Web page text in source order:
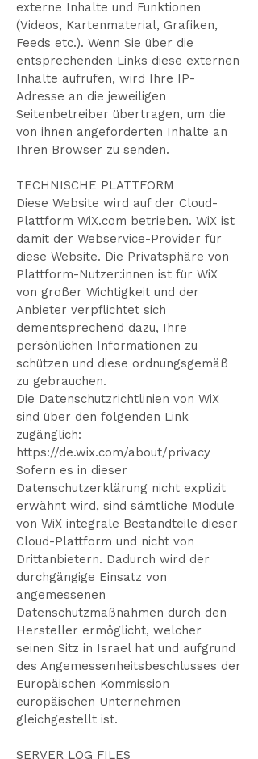
externe Inhalte und Funktionen
(Videos, Kartenmaterial, Grafiken,
Feeds etc.). Wenn Sie über die
entsprechenden Links diese externen
Inhalte aufrufen, wird Ihre IP-
Adresse an die jeweiligen
Seitenbetreiber übertragen, um die
von ihnen angeforderten Inhalte an
Ihren Browser zu senden.
TECHNISCHE PLATTFORM
Diese Website wird auf der Cloud-
Plattform WiX.com betrieben. WiX ist
damit der Webservice-Provider für
diese Website. Die Privatsphäre von
Plattform-Nutzer:innen ist für WiX
von großer Wichtigkeit und der
Anbieter verpflichtet sich
dementsprechend dazu, Ihre
persönlichen Informationen zu
schützen und diese ordnungsgemäß
zu gebrauchen.
Die Datenschutzrichtlinien von WiX
sind über den folgenden Link
zugänglich:
https://de.wix.com/about/privacy
Sofern es in dieser
Datenschutzerklärung nicht explizit
erwähnt wird, sind sämtliche Module
von WiX integrale Bestandteile dieser
Cloud-Plattform und nicht von
Drittanbietern. Dadurch wird der
durchgängige Einsatz von
angemessenen
Datenschutzmaßnahmen durch den
Hersteller ermöglicht, welcher
seinen Sitz in Israel hat und aufgrund
des Angemessenheitsbeschlusses der
Europäischen Kommission
europäischen Unternehmen
gleichgestellt ist.
SERVER LOG FILES